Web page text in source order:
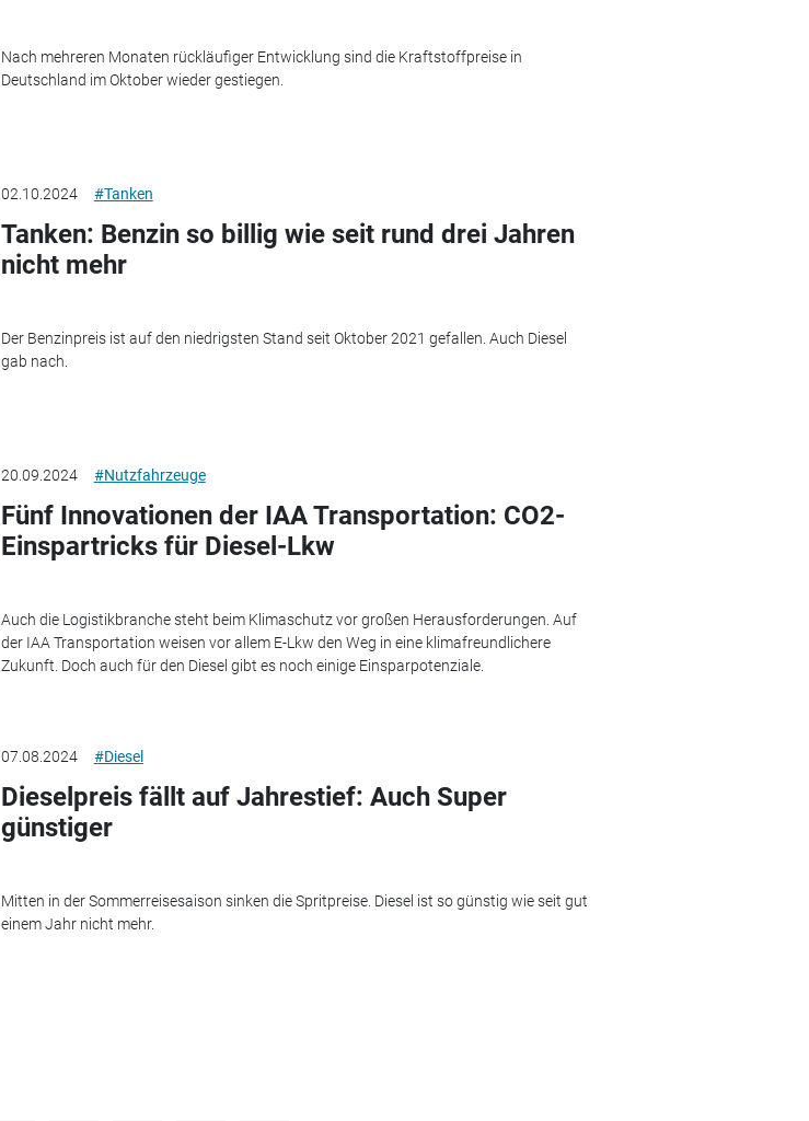
Nach mehreren Monaten rückläufiger Entwicklung sind die Kraftstoffpreise in
Deutschland im Oktober wieder gestiegen.
02.10.2024 #Tanken
Tanken: Benzin so billig wie seit rund drei Jahren
nicht mehr
Der Benzinpreis ist auf den niedrigsten Stand seit Oktober 2021 gefallen. Auch Diesel
gab nach.
20.09.2024 #Nutzfahrzeuge
Fünf Innovationen der IAA Transportation: CO2-
Einspartricks für Diesel-Lkw
Auch die Logistikbranche steht beim Klimaschutz vor großen Herausforderungen. Auf
der IAA Transportation weisen vor allem E-Lkw den Weg in eine klimafreundlichere
Zukunft. Doch auch für den Diesel gibt es noch einige Einsparpotenziale.
07.08.2024 #Diesel
Dieselpreis fällt auf Jahrestief: Auch Super
günstiger
Mitten in der Sommerreisesaison sinken die Spritpreise. Diesel ist so günstig wie seit gut
einem Jahr nicht mehr.